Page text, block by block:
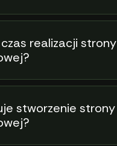
realizacji strony
stworzenie strony